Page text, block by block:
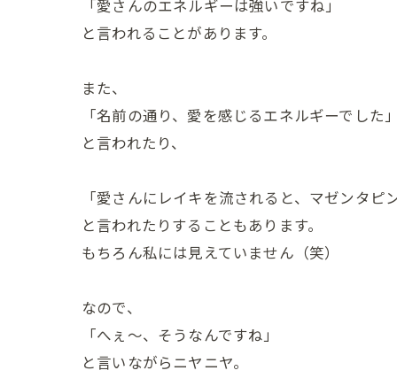
「愛さんのエネルギーは強いですね」
と言われることがあります。
また、
「名前の通り、愛を感じるエネルギーでした
と言われたり、
「愛さんにレイキを流されると、マゼンタピ
と言われたりすることもあります。
もちろん私には見えていません（笑）
なので、
「へぇ～、そうなんですね」
と言いながらニヤニヤ。